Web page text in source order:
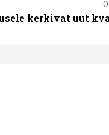
kerkivat uut